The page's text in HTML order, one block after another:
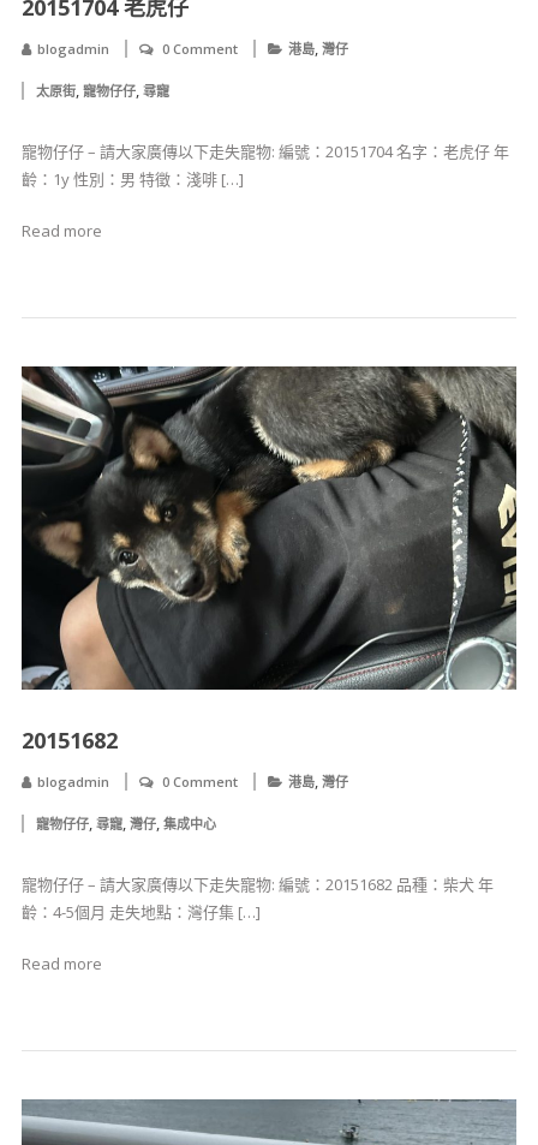
20151704 老虎仔
blogadmin 0 Comment 港島, 灣仔
太原街, 寵物仔仔, 尋寵
寵物仔仔 – 請大家廣傳以下走失寵物: 編號：20151704 名字：老虎仔 年
齡：1y 性別：男 特徵：淺啡 […]
Read more
20151682
blogadmin 0 Comment 港島, 灣仔
寵物仔仔, 尋寵, 灣仔, 集成中心
寵物仔仔 – 請大家廣傳以下走失寵物: 編號：20151682 品種：柴犬 年
齡：4-5個月 走失地點：灣仔集 […]
Read more